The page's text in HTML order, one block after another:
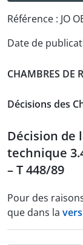
Référence : JO
Date de
CHAMBRES DE
Décisions des
Décision de
technique
– T 448/89
Pour des
que dans la